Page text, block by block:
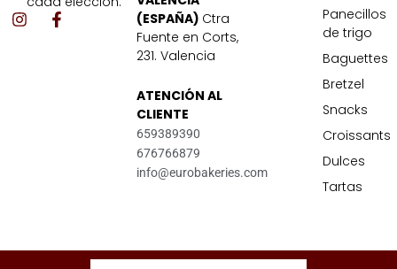
I
F
Panecillos
de trigo
Baguettes
Bretzel
Snacks
Croissants
Dulces
Tartas
(ESPAÑA) Ctra
Fuente en Corts,
231. Valencia
ATENCIÓN AL
CLIENTE
659389390
676766879
info@eurobakeries.com